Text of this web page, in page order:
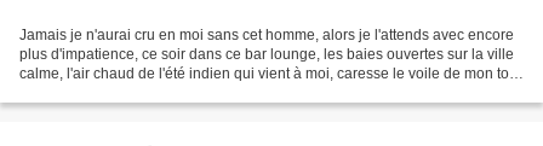
Jamais je n'aurai cru en moi sans cet homme, alors je l'attends avec encore
plus d'impatience, ce soir dans ce bar lounge, les baies ouvertes sur la ville
calme, l'air chaud de l'été indien qui vient à moi, caresse le voile de mon top